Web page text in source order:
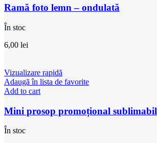
Ramă foto lemn – ondulată
În stoc
6,00 lei
Vizualizare rapidă
Adaugă în lista de favorite
Add to cart
Mini prosop promoțional sublimabil
În stoc